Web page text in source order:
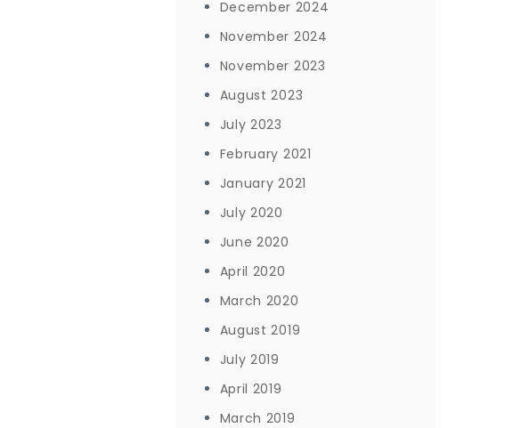
December 2024
November 2024
November 2023
August 2023
July 2023
February 2021
January 2021
July 2020
June 2020
April 2020
March 2020
August 2019
July 2019
April 2019
March 2019